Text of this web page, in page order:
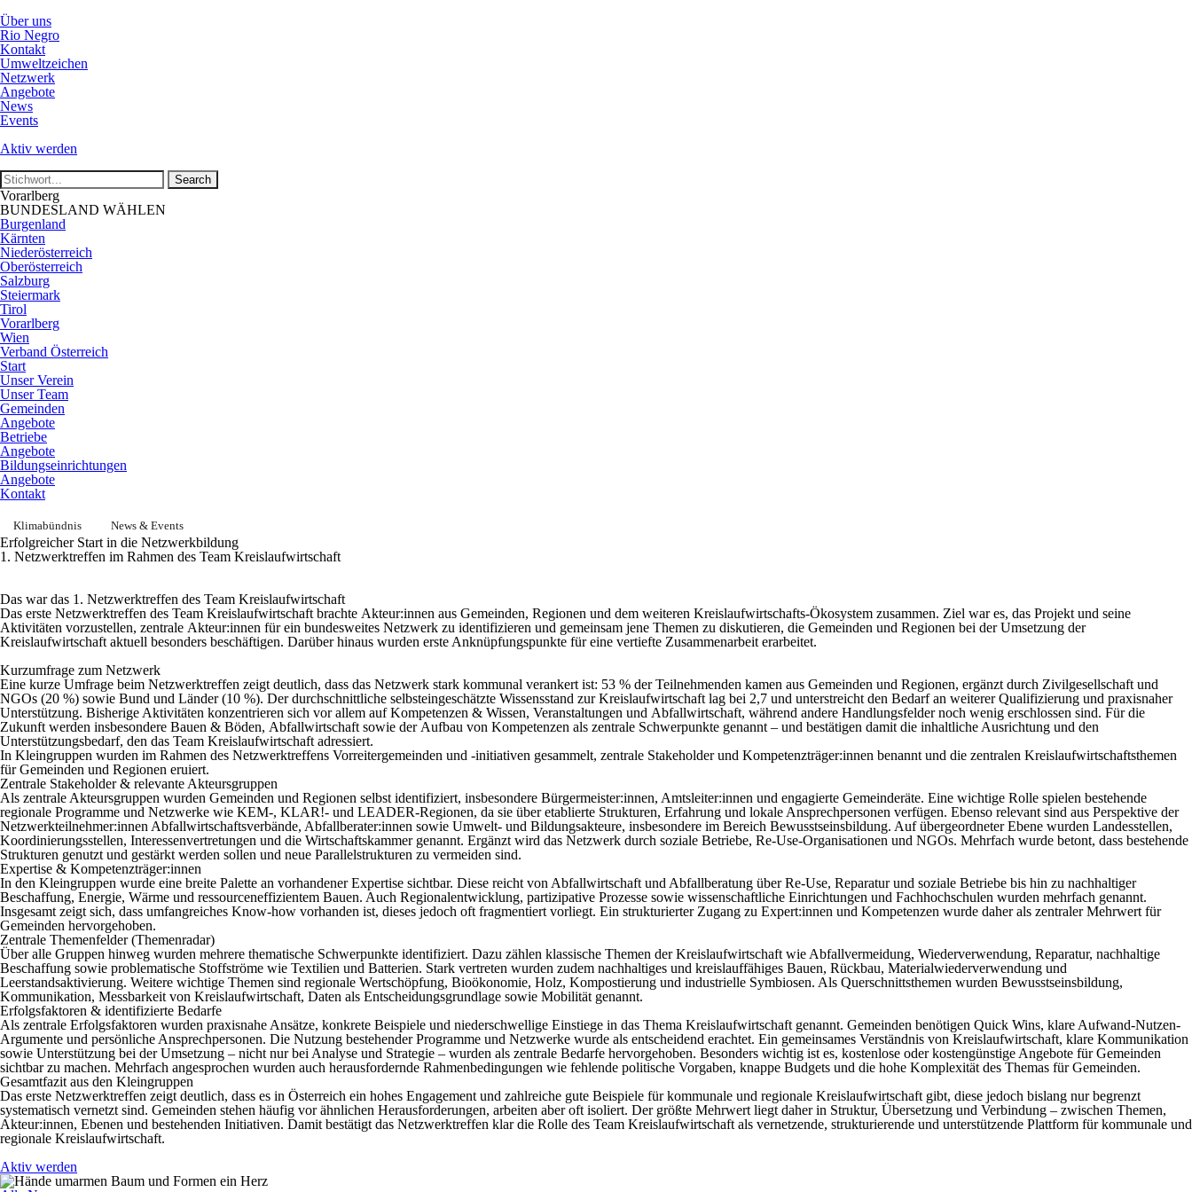
Über uns
Rio Negro
Kontakt
Umweltzeichen
Netzwerk
Angebote
News
Events
Aktiv werden
Vorarlberg
BUNDESLAND WÄHLEN
Burgenland
Kärnten
Niederösterreich
Oberösterreich
Salzburg
Steiermark
Tirol
Vorarlberg
Wien
Verband Österreich
Start
Unser Verein
Unser Team
Gemeinden
Angebote
Betriebe
Angebote
Bildungseinrichtungen
Angebote
Kontakt
Klimabündnis News & Events
Erfolgreicher Start in die Netzwerkbildung
1. Netzwerktreffen im Rahmen des Team Kreislaufwirtschaft
Das war das 1. Netzwerktreffen des Team Kreislaufwirtschaft
Das erste Netzwerktreffen des Team Kreislaufwirtschaft brachte Akteur:innen aus Gemeinden, Regionen und dem weiteren Kreislaufwirtschafts-Ökosystem zusammen. Ziel war es, das Projekt und seine
Aktivitäten vorzustellen, zentrale Akteur:innen für ein bundesweites Netzwerk zu identifizieren und gemeinsam jene Themen zu diskutieren, die Gemeinden und Regionen bei der Umsetzung der
Kreislaufwirtschaft aktuell besonders beschäftigen. Darüber hinaus wurden erste Anknüpfungspunkte für eine vertiefte Zusammenarbeit erarbeitet.
Kurzumfrage zum Netzwerk
Eine kurze Umfrage beim Netzwerktreffen zeigt deutlich, dass das Netzwerk stark kommunal verankert ist: 53 % der Teilnehmenden kamen aus Gemeinden und Regionen, ergänzt durch Zivilgesellschaft und
NGOs (20 %) sowie Bund und Länder (10 %). Der durchschnittliche selbsteingeschätzte Wissensstand zur Kreislaufwirtschaft lag bei 2,7 und unterstreicht den Bedarf an weiterer Qualifizierung und praxisnaher
Unterstützung. Bisherige Aktivitäten konzentrieren sich vor allem aufKompetenzen & Wissen, Veranstaltungen und Abfallwirtschaft, während andere Handlungsfelder noch wenig erschlossen sind. Für die
Zukunft werden insbesondere Bauen & Böden, Abfallwirtschaft sowie der Aufbau von Kompetenzen als zentrale Schwerpunkte genannt – und bestätigen damit die inhaltliche Ausrichtung und den
Unterstützungsbedarf, den das Team Kreislaufwirtschaft adressiert.
In Kleingruppen wurden im Rahmen des Netzwerktreffens Vorreitergemeinden und -initiativen gesammelt, zentrale Stakeholderund Kompetenzträger:innen benannt und die zentralen Kreislaufwirtschaftsthemen
für Gemeinden und Regionen eruiert.
Zentrale Stakeholder & relevante Akteursgruppen
Als zentrale Akteursgruppen wurden Gemeinden und Regionen selbst identifiziert, insbesondere Bürgermeister:innen, Amtsleiter:innen und engagierte Gemeinderäte. Eine wichtige Rolle spielen bestehende
regionale Programme und Netzwerke wie KEM-, KLAR!- und LEADER-Regionen, da sie über etablierte Strukturen, Erfahrung und lokale Ansprechpersonen verfügen. Ebenso relevant sind aus Perspektive der
Netzwerkteilnehmer:innen Abfallwirtschaftsverbände, Abfallberater:innen sowie Umwelt- und Bildungsakteure, insbesondere im Bereich Bewusstseinsbildung. Auf übergeordneter Ebene wurden Landesstellen,
Koordinierungsstellen, Interessenvertretungen und die Wirtschaftskammer genannt. Ergänzt wird das Netzwerk durch soziale Betriebe, Re-Use-Organisationen und NGOs. Mehrfach wurde betont, dass bestehende
Strukturen genutzt und gestärkt werden sollen und neue Parallelstrukturen zu vermeiden sind.
Expertise & Kompetenzträger:innen
In den Kleingruppen wurde eine breite Palette an vorhandener Expertise sichtbar. Diese reicht von Abfallwirtschaft und Abfallberatung über Re-Use, Reparatur und soziale Betriebe bis hin zu nachhaltiger
Beschaffung, Energie, Wärme und ressourceneffizientem Bauen. Auch Regionalentwicklung, partizipative Prozesse sowie wissenschaftliche Einrichtungen und Fachhochschulen wurden mehrfach genannt.
Insgesamt zeigt sich, dass umfangreiches Know-how vorhanden ist, dieses jedoch oft fragmentiert vorliegt. Ein strukturierter Zugang zu Expert:innen und Kompetenzen wurde daher als zentraler Mehrwert für
Gemeinden hervorgehoben.
Zentrale Themenfelder (Themenradar)
Über alle Gruppen hinweg wurden mehrere thematische Schwerpunkte identifiziert. Dazu zählen klassische Themen der Kreislaufwirtschaft wie Abfallvermeidung, Wiederverwendung, Reparatur, nachhaltige
Beschaffung sowie problematische Stoffströme wie Textilien und Batterien. Stark vertreten wurden zudem nachhaltiges und kreislauffähiges Bauen, Rückbau, Materialwiederverwendung und
Leerstandsaktivierung. Weitere wichtige Themen sind regionale Wertschöpfung, Bioökonomie, Holz, Kompostierung und industrielle Symbiosen. Als Querschnittsthemen wurden Bewusstseinsbildung,
Kommunikation, Messbarkeit von Kreislaufwirtschaft, Daten als Entscheidungsgrundlage sowie Mobilität genannt.
Erfolgsfaktoren & identifizierte Bedarfe
Als zentrale Erfolgsfaktoren wurden praxisnahe Ansätze, konkrete Beispiele und niederschwellige Einstiege in das Thema Kreislaufwirtschaft genannt. Gemeinden benötigen Quick Wins, klare Aufwand-Nutzen-
Argumente und persönliche Ansprechpersonen. Die Nutzung bestehender Programme und Netzwerke wurde als entscheidend erachtet. Ein gemeinsames Verständnis von Kreislaufwirtschaft, klare Kommunikation
sowie Unterstützung bei der Umsetzung – nicht nur bei Analyse und Strategie – wurden als zentrale Bedarfe hervorgehoben. Besonders wichtig ist es, kostenlose oder kostengünstige Angebote für Gemeinden
sichtbar zu machen. Mehrfach angesprochen wurden auch herausfordernde Rahmenbedingungen wie fehlende politische Vorgaben, knappe Budgets und die hohe Komplexität des Themas für Gemeinden.
Gesamtfazit aus den Kleingruppen
Das erste Netzwerktreffen zeigt deutlich, dass es in Österreich ein hohes Engagement und zahlreiche gute Beispiele für kommunale und regionale Kreislaufwirtschaft gibt, diese jedoch bislang nur begrenzt
systematisch vernetzt sind. Gemeinden stehen häufig vor ähnlichen Herausforderungen, arbeiten aber oft isoliert. Der größte Mehrwert liegt daher in Struktur, Übersetzung und Verbindung – zwischen Themen,
Akteur:innen, Ebenen und bestehenden Initiativen. Damit bestätigt das Netzwerktreffen klar die Rolle des Team Kreislaufwirtschaft als vernetzende, strukturierende und unterstützende Plattform für kommunale und
regionale Kreislaufwirtschaft.
Aktiv werden